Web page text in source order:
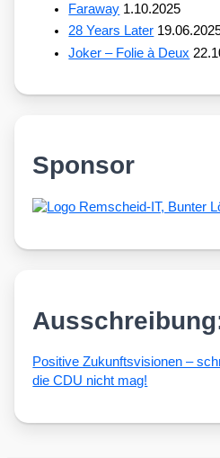
Faraway 1.10.2025
28 Years Later
Joker – Folie à Deux
Sponsor
Posi­ti­ve Zukunfts­vi­sio­nen –
die CDU nicht mag!